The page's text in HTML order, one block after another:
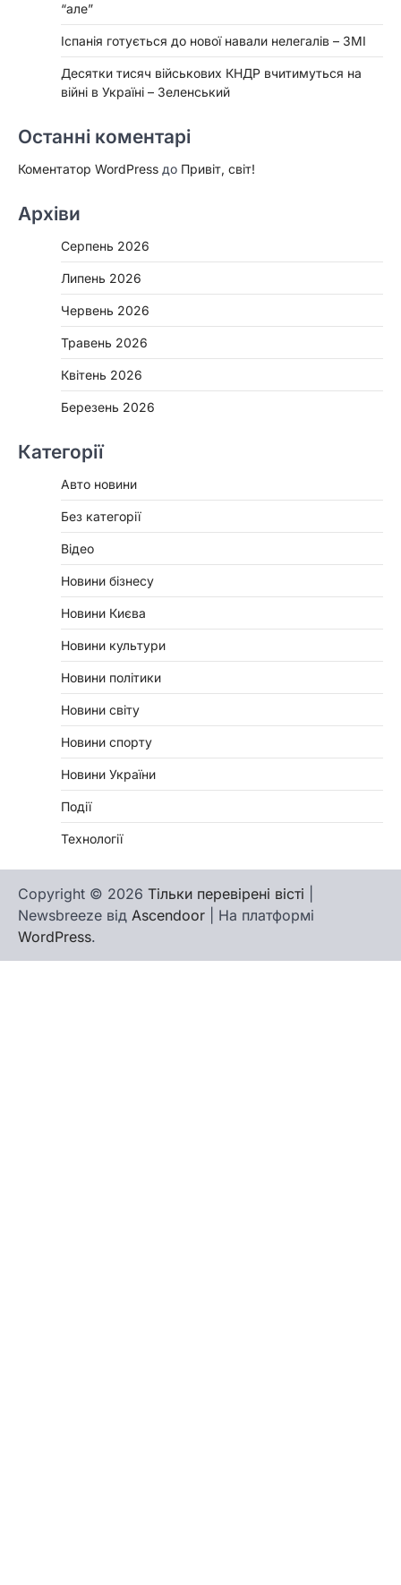
“але”
Іспанія готується до нової навали нелегалів – ЗМІ
Десятки тисяч військових КНДР вчитимуться на
війні в Україні – Зеленський
Останні коментарі
Коментатор WordPress до Привіт, світ!
Архіви
Серпень 2026
Липень 2026
Червень 2026
Травень 2026
Квітень 2026
Березень 2026
Категорії
Авто новини
Без категорії
Відео
Новини бізнесу
Новини Києва
Новини культури
Новини політики
Новини світу
Новини спорту
Новини України
Події
Технології
Copyright © 2026 Тільки перевірені вісті
Newsbreeze від Ascendoor | На платформі
WordPress.